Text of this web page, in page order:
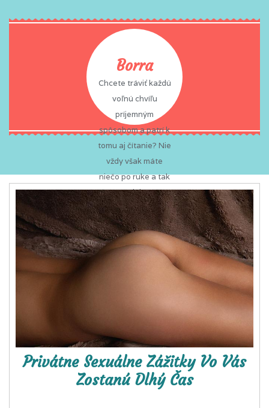
Borra
Chcete tráviť každú
voľnú chvíľu
príjemným
spôsobom a patrí k
tomu aj čítanie? Nie
vždy však máte
niečo po ruke a tak
často zabíjate čas
nudou? To sa vám
už nemôže stať,
pretože na vás vždy
a všade čaká
Privátne Sexuálne Zážitky Vo Vás
Zostanú Dlhý Čas